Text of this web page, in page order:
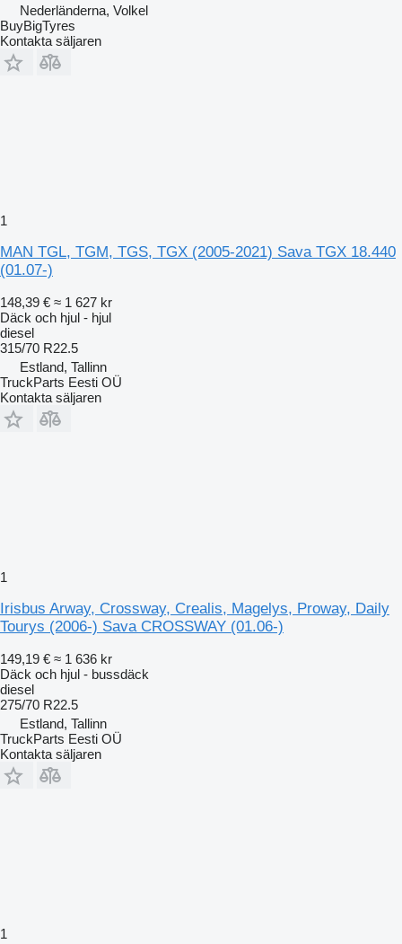
Nederländerna, Volkel
BuyBigTyres
Kontakta säljaren
1
MAN TGL, TGM, TGS, TGX (2005-2021) Sava TGX 18.440
(01.07-)
148,39 € ≈ 1 627 kr
Däck och hjul - hjul
diesel
315/70 R22.5
Estland, Tallinn
TruckParts Eesti OÜ
Kontakta säljaren
1
Irisbus Arway, Crossway, Crealis, Magelys, Proway, Daily
Tourys (2006-) Sava CROSSWAY (01.06-)
149,19 € ≈ 1 636 kr
Däck och hjul - bussdäck
diesel
275/70 R22.5
Estland, Tallinn
TruckParts Eesti OÜ
Kontakta säljaren
1